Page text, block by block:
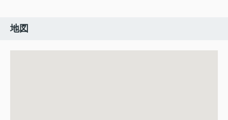
地図